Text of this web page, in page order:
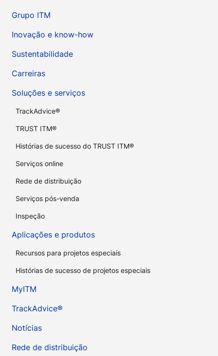
Grupo ITM
Inovação e know-how
Sustentabilidade
Carreiras
Soluções e serviços
TrackAdvice®
TRUST ITM®
Histórias de sucesso do TRUST ITM®
Serviços online
Rede de distribuição
Serviços pós-venda
Inspeção
Aplicações e produtos
Recursos para projetos especiais
Histórias de sucesso de projetos especiais
MyITM
TrackAdvice®
Notícias
Rede de distribuição